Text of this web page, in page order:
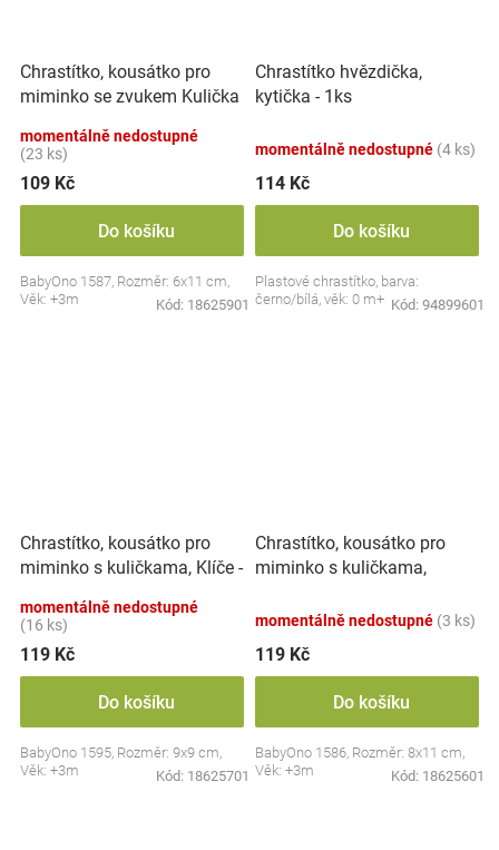
Chrastítko, kousátko pro
miminko se zvukem Kulička
momentálně nedostupné
(23 ks)
109 Kč
Do košíku
BabyOno 1587, Rozměr: 6x11 cm,
Věk: +3m
Kód: 18625901
Chrastítko hvězdička,
kytička - 1ks
momentálně nedostupné (4 ks)
114 Kč
Do košíku
Plastové chrastítko, barva:
černo/bílá, věk: 0 m+ Kód: 94899601
Chrastítko, kousátko pro
miminko s kuličkama, Klíče -
momentálně nedostupné
(16 ks)
119 Kč
Do košíku
BabyOno 1595, Rozměr: 9x9 cm,
Věk: +3m
Kód: 18625701
Chrastítko, kousátko pro
miminko s kuličkama,
momentálně nedostupné (3 ks)
119 Kč
Do košíku
BabyOno 1586, Rozměr: 8x11 cm,
Věk: +3m
Kód: 18625601